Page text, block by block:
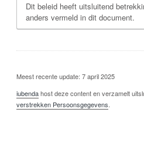
Dit beleid heeft uitsluitend
anders vermeld in dit document.
Meest recente update: 7 april 2025
iubendahost deze content en verzamelt
verstrekken Persoonsgegevens